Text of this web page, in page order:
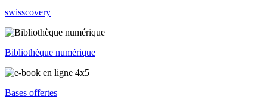
swisscovery
Bibliothèque numérique
Bases offertes